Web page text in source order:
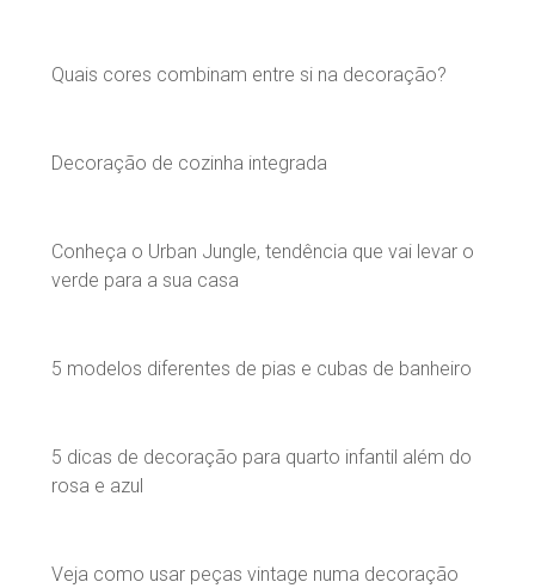
Quais cores combinam entre si na decoração?
Decoração de cozinha integrada
Conheça o Urban Jungle, tendência que vai levar o
verde para a sua casa
5 modelos diferentes de pias e cubas de banheiro
5 dicas de decoração para quarto infantil além do
rosa e azul
Veja como usar peças vintage numa decoração